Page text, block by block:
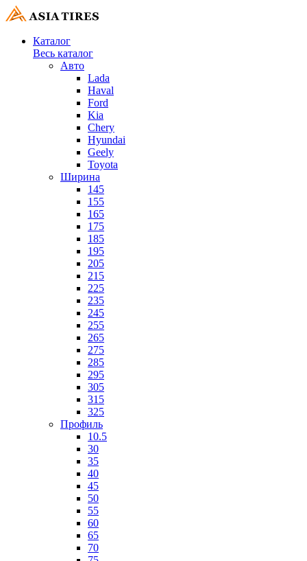
Каталог
Весь каталог
Авто
Lada
Haval
Ford
Kia
Chery
Hyundai
Geely
Toyota
Ширина
145
155
165
175
185
195
205
215
225
235
245
255
265
275
285
295
305
315
325
Профиль
10.5
30
35
40
45
50
55
60
65
70